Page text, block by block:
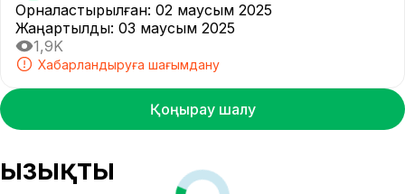
Орналастырылған: 02 маусым 2025
Жаңартылды: 03 маусым 2025
1,9K
Хабарландыруға шағымдану
Қоңырау шалу
Қызықты